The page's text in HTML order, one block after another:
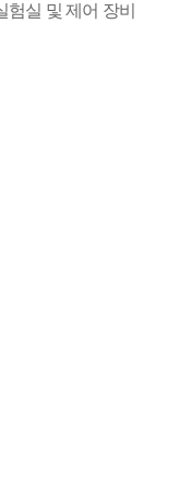
실 및 제어 장비